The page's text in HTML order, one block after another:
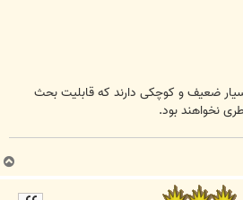
ضعیف و کوچکی دارند که قابلیت بحث